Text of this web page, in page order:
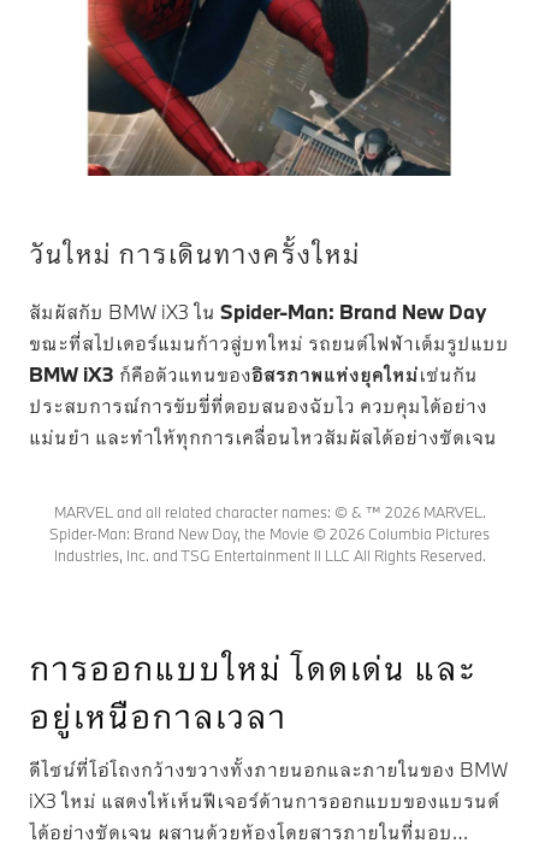
วันใหม่ การเดินทางครั้งใหม่
สัมผัสกับ BMW iX3 ใน Spider-Man: Brand New Day
ขณะที่สไปเดอร์แมนก้าวสู่บทใหม่ รถยนต์ไฟฟ้าเต็มรูปแบบ
BMW iX3 ก็คือตัวแทนของอิสรภาพแห่งยุคใหม่เช่นกัน
ประสบการณ์การขับขี่ที่ตอบสนองฉับไว ควบคุมได้อย่าง
แม่นยำ และทำให้ทุกการเคลื่อนไหวสัมผัสได้อย่างชัดเจน
MARVEL and all related character names: © & ™ 2026 MARVEL.
Spider-Man: Brand New Day, the Movie © 2026 Columbia Pictures
Industries, Inc. and TSG Entertainment II LLC All Rights Reserved.
การออกแบบใหม่ โดดเด่น และ
อยู่เหนือกาลเวลา
ดีไซน์ที่โอ่โถงกว้างขวางทั้งภายนอกและภายในของ BMW
iX3 ใหม่ แสดงให้เห็นฟีเจอร์ด้านการออกแบบของแบรนด์
ได้อย่างชัดเจน ผสานด้วยห้องโดยสารภายในที่มอบ